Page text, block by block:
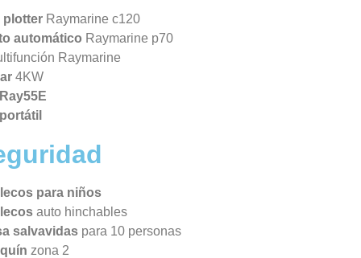
plotter Raymarine c120
automático Raymarine p70
Raymarine
4KW
para niños
auto hinchables
salvavidas para 10 personas
zona 2